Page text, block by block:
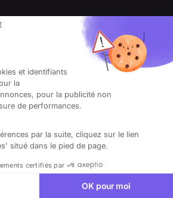
entrepreneur
et identifiants
la
pour la publicité non
de performances.
par la suite, cliquez sur le lien
situé dans le pied de page.
certifiés par
OK pour moi